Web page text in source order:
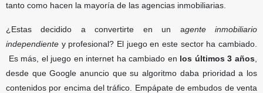
tanto como hacen la mayoría de las agencias inmobiliarias.
¿Estas decidido a convertirte en un agente inmobiliario
independiente y profesional? El juego en este sector ha cambiado.
Es más, el juego en internet ha cambiado en los últimos 3 años
desde que Google anuncio que su algoritmo daba prioridad a los
contenidos por encima del tráfico. Empápate de embudos de venta